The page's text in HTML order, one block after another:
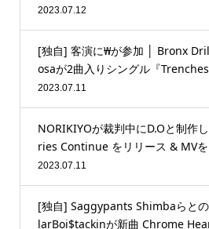
2023.07.12
[独自] 客演に₩が参加 │ Bronx
osaが2曲入りシングル『
2023.07.11
NORIKIYOが裁判中にD.Oと制作
ries Continue をリリース & MV
2023.07.11
[独自] Saggypants Shimbaらと
larBoi$tackinが新曲 Chrome